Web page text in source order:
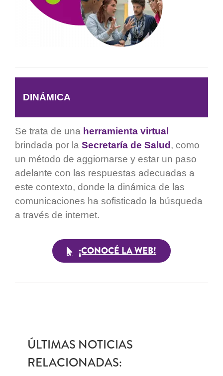
DINÁMICA
Se trata de una herramienta virtual
brindada por la Secretaría de Salud , como
un método de aggiornarse y estar un paso
adelante con las respuestas adecuadas a
este contexto, donde la dinámica de las
comunicaciones ha sofisticado la búsqueda
a través de internet.
¡CONOCÉ LA WEB!
ÚLTIMAS NOTICIAS
RELACIONADAS: